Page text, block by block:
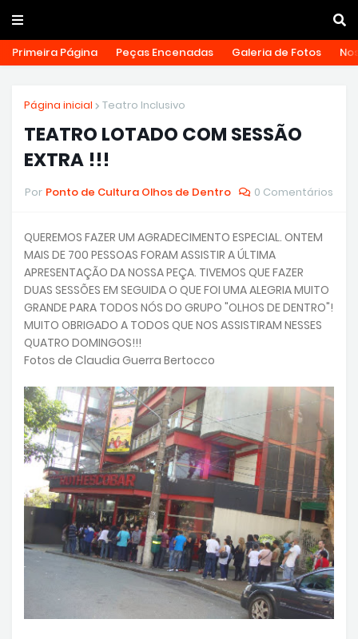
Primeira Página Peças Encenadas Galeria de Fotos
Página inicial Teatro Inclusivo
TEATRO LOTADO COM SESSÃO
EXTRA !!!
Por Ponto de Cultura Olhos de Dentro 0 Comentários
QUEREMOS FAZER UM AGRADECIMENTO ESPECIAL. ONTEM
MAIS DE 700 PESSOAS FORAM ASSISTIR A ÚLTIMA
APRESENTAÇÃO DA NOSSA PEÇA. TIVEMOS QUE FAZER
DUAS SESSÕES EM SEGUIDA O QUE FOI UMA ALEGRIA MUITO
GRANDE PARA TODOS NÓS DO GRUPO "OLHOS DE DENTRO"!
MUITO OBRIGADO A TODOS QUE NOS ASSISTIRAM NESSES
QUATRO DOMINGOS!!!
Fotos de Claudia Guerra Bertocco